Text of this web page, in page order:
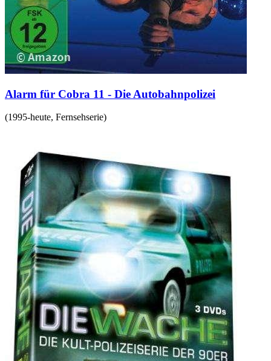
Alarm für Cobra 11 - Die Autobahnpolizei
(1995-heute, Fernsehserie)